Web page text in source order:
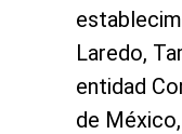
Laredo,
entidad
de México,